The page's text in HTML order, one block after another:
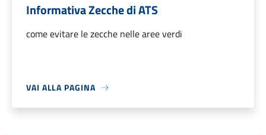
Informativa Zecche di ATS
come evitare le zecche nelle aree verdi
VAI ALLA PAGINA